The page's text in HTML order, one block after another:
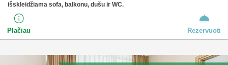
išskleidžiama sofa, balkonu, dušu ir WC.
Plačiau Rezervuoti